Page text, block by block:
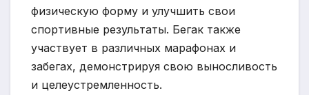
физическую форму и улучшить свои
спортивные результаты. Бегак также
участвует в различных марафонах и
забегах, демонстрируя свою выносливость
и целеустремленность.